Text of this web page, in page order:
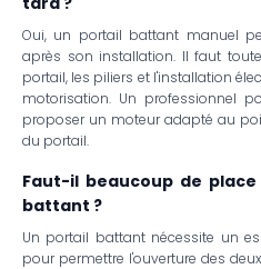
Oui, un portail battant manuel
après son installation. Il faut
portail, les piliers et l'installation
motorisation. Un professionnel
proposer un moteur adapté au
du portail.
Faut-il beaucoup de
battant ?
Un portail battant nécessite un
pour permettre l'ouverture des